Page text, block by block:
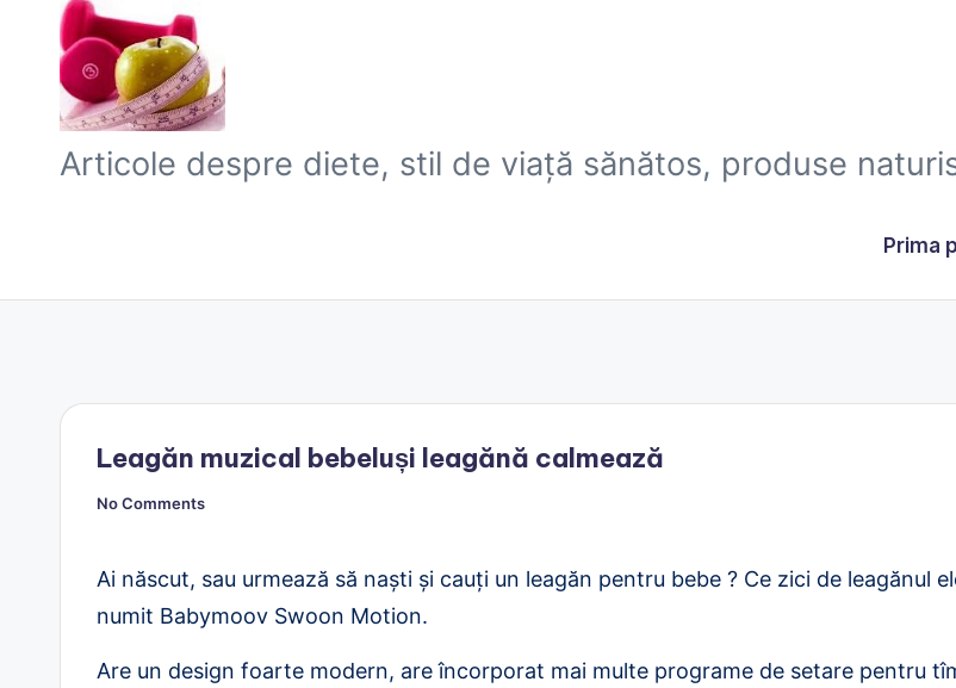
Skip
content
B
g
l
Articole despre diete, stil de viaţă sănătos, produse
Prima
Leagăn muzical bebeluși leagănă calmează
No Comments
Ai născut, sau urmează să naști și cauți un leagăn pentru bebe ? Ce zici de leagănul
numit Babymoov Swoon Motion.
Are un design foarte modern, are încorporat mai multe programe de setare pentru